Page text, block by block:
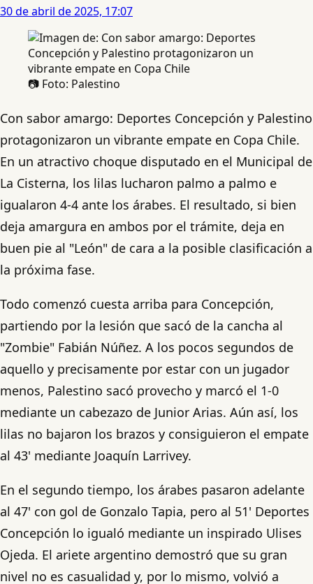
30 de abril de 2025, 17:07
📷 Foto: Palestino
Con sabor amargo: Deportes Concepción y Palestino
protagonizaron un vibrante empate en Copa Chile.
En un atractivo choque disputado en el Municipal de
La Cisterna, los lilas lucharon palmo a palmo e
igualaron 4-4 ante los árabes. El resultado, si bien
deja amargura en ambos por el trámite, deja en
buen pie al "León" de cara a la posible clasificación a
la próxima fase.
Todo comenzó cuesta arriba para Concepción,
partiendo por la lesión que sacó de la cancha al
"Zombie" Fabián Núñez. A los pocos segundos de
aquello y precisamente por estar con un jugador
menos, Palestino sacó provecho y marcó el 1-0
mediante un cabezazo de Junior Arias. Aún así, los
lilas no bajaron los brazos y consiguieron el empate
al 43' mediante Joaquín Larrivey.
En el segundo tiempo, los árabes pasaron adelante
al 47' con gol de Gonzalo Tapia, pero al 51' Deportes
Concepción lo igualó mediante un inspirado Ulises
Ojeda. El ariete argentino demostró que su gran
nivel no es casualidad y, por lo mismo, volvió a